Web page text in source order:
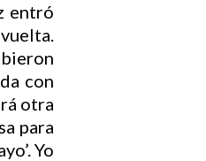
entró
con
otra
para
Yo